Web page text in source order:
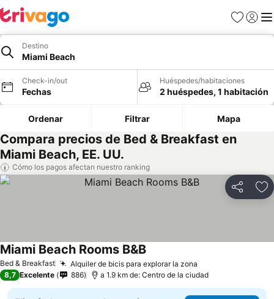
Favoritos
Iniciar
Destino
Miami Beach
Check-in/out
Fechas
Huéspedes/habitaciones
2 huéspedes, 1 habitación
Ordenar Filtrar Mapa
Compara precios de Bed & Breakfast en
Miami Beach, EE. UU.
Cómo los pagos afectan nuestro ranking
Compartir
Bed & Breakfast Alquiler de bicis para explorar la zona
Miami Beach Rooms B&B
8,7 Excelente 886 a 1.9 km de: Centro de la ciudad